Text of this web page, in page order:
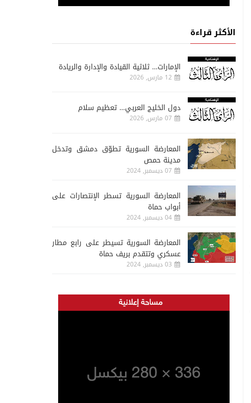
الأكثر قراءة
الإمارات… ثلاثية القيادة والإدارة والريادة
12 مارس, 2026
دول الخليج العربي… تعظيم سلام
07 مارس, 2026
المعارضة السورية تطوّق دمشق وتدخل
مدينة حمص
07 ديسمبر, 2024
المعارضة السورية تسطر الإنتصارات على
أبواب حماة
04 ديسمبر, 2024
المعارضة السورية تسيطر على رابع مطار
عسكري وتتقدم بريف حماة
03 ديسمبر, 2024